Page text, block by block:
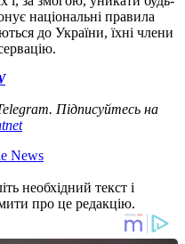
національні правила
до України, їхні члени
Підписуйтесь на
News
необхідний текст і
про це редакцію.